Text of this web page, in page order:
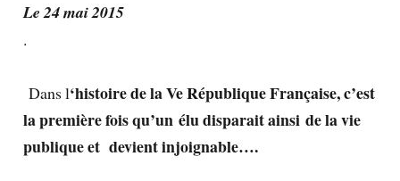
Le 24 mai 2015
.
Dans l‘histoire de la Ve République Française, c’est
la première fois qu’un élu disparait ainsi de la vie
publique et devient injoignable….